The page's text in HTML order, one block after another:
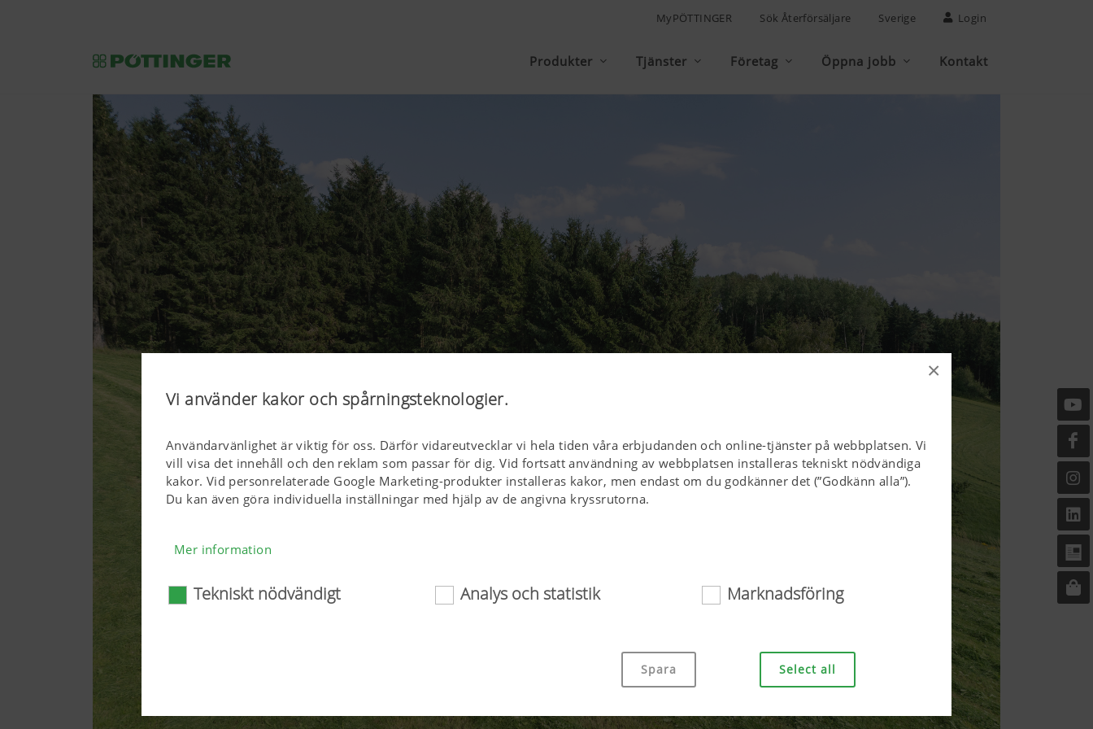
×
Vi använder kakor och spårningsteknologier.
Användarvänlighet är viktig för oss. Därför vidareutvecklar vi hela tiden våra erbjudanden och online-tjänster på webbplatsen. Vi
vill visa det innehåll och den reklam som passar för dig. Vid fortsatt användning av webbplatsen installeras tekniskt nödvändiga
kakor. Vid personrelaterade Google Marketing-produkter installeras kakor, men endast om du godkänner det (”Godkänn alla”).
Du kan även göra individuella inställningar med hjälp av de angivna kryssrutorna.
Tekniskt nödvändigt
användarvänlig. Här avses såväl viktiga grundfunktioner, exempelvis navigering på webbplatsen, korrekt visning i din
webbläsare och frågan om ditt medgivande. Den här webbplatsen fungerar inte utan de ovan nämnda
Mer information
Mer information
Tekniskt nödvändigt Analys och statistik Marknadsföring
Spara Select all
MyPÖTTINGER Sök Återförsäljare Sverige Login
Produkter Tjänster Företag Öppna jobb Kontakt